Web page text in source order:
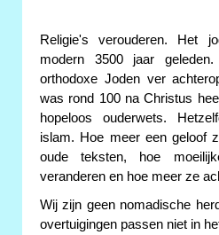
Religie's verouderen. Het
modern 3500 jaar
orthodoxe Joden ver
was rond 100 na Christus
hopeloos ouderwets.
islam. Hoe meer een geloof
oude teksten, hoe
veranderen en hoe meer ze
Wij zijn geen nomadische
overtuigingen passen niet in